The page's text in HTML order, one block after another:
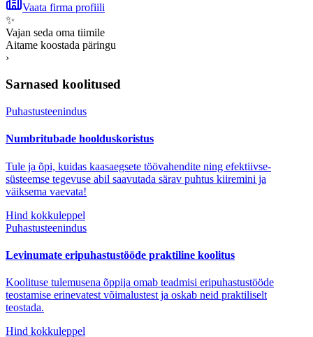
Vaata firma profiili
✨
Vajan seda oma tiimile
Aitame koostada päringu
›
Sarnased koolitused
Puhastusteenindus
Numbritubade hoolduskoristus
Tule ja õpi, kuidas kaasaegsete töövahendite ning efektiivse-
süsteemse tegevuse abil saavutada särav puhtus kiiremini ja
väiksema vaevata!
Hind kokkuleppel
Puhastusteenindus
Levinumate eripuhastustööde praktiline koolitus
Koolituse tulemusena õppija omab teadmisi eripuhastustööde
teostamise erinevatest võimalustest ja oskab neid praktiliselt
teostada.
Hind kokkuleppel